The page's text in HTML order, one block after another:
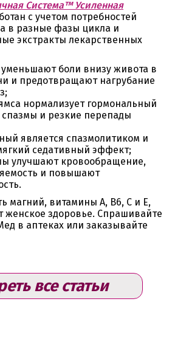
Система™ Усиленная
с учетом потребностей
в разные фазы цикла и
экстракты лекарственных
боли внизу живота в
и предотвращают нагрубание
нормализует гормональный
спазмы и резкие перепады
является спазмолитиком и
седативный эффект;
улучшают кровообращение,
и повышают
магний, витамины A, B6, C и E,
женское здоровье. Спрашивайте
в аптеках или заказывайте
все статьи